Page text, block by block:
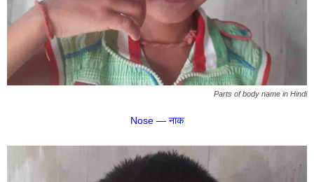
Parts of body name in Hindi
Nose — नाक